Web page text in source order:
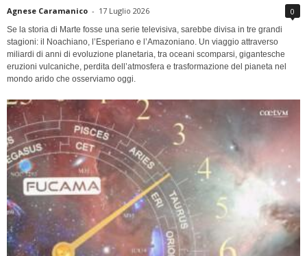
Agnese Caramanico - 17 Luglio 2026 0
Se la storia di Marte fosse una serie televisiva, sarebbe divisa in tre grandi
stagioni: il Noachiano, l’Esperiano e l’Amazoniano. Un viaggio attraverso
miliardi di anni di evoluzione planetaria, tra oceani scomparsi, gigantesche
eruzioni vulcaniche, perdita dell’atmosfera e trasformazione del pianeta nel
mondo arido che osserviamo oggi.